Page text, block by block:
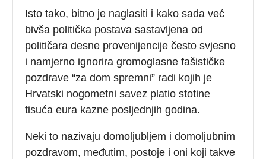
Isto tako, bitno je naglasiti i kako sada već
bivša politička postava sastavljena od
političara desne provenijencije često svjesno
i namjerno ignorira gromoglasne fašističke
pozdrave “za dom spremni” radi kojih je
Hrvatski nogometni savez platio stotine
tisuća eura kazne posljednjih godina.
Neki to nazivaju domoljubljem i domoljubnim
pozdravom, međutim, postoje i oni koji takve